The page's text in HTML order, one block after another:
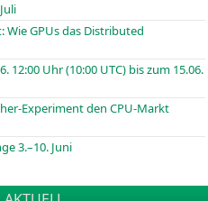
Wie GPUs das Distributed
12:00 Uhr (10:00 UTC) bis zum 15.06.
Experiment den CPU-Markt
3.–10. Juni